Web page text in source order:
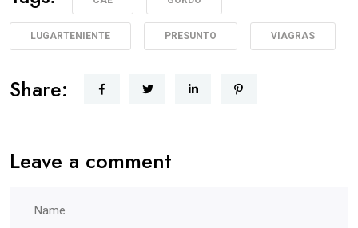
LUGARTENIENTE PRESUNTO VIAGRAS
Share:
Leave a comment